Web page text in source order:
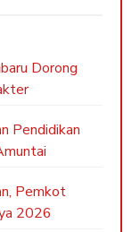
Dorong
Pendidikan
Pemkot
2026